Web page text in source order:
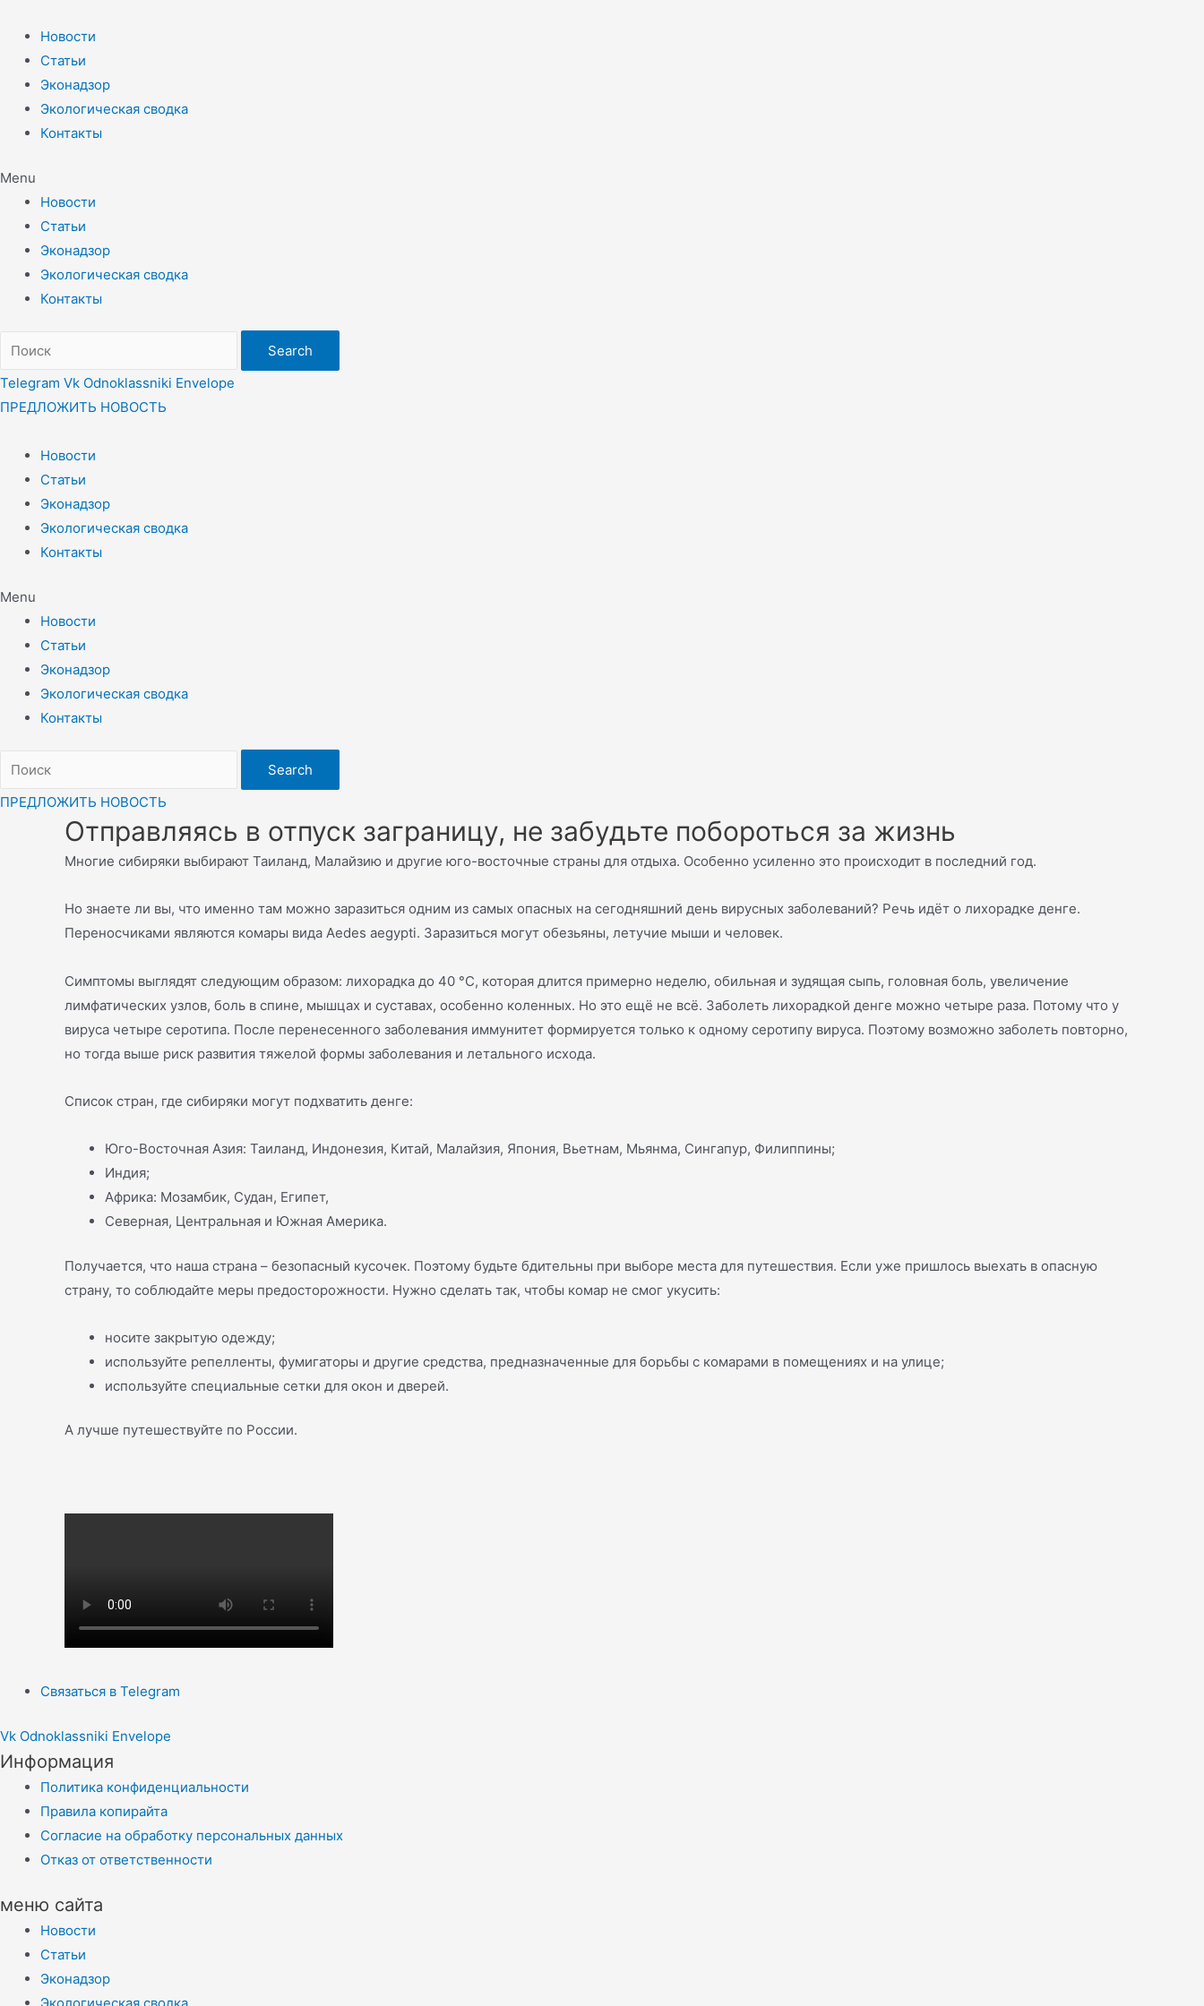
содержимому
Новости
Статьи
Эконадзор
Экологическая сводка
Контакты
Menu
Новости
Статьи
Эконадзор
Экологическая сводка
Контакты
Search
Telegram Vk Odnoklassniki Envelope
ПРЕДЛОЖИТЬ НОВОСТЬ
Новости
Статьи
Эконадзор
Экологическая сводка
Контакты
Menu
Новости
Статьи
Эконадзор
Экологическая сводка
Контакты
Search
ПРЕДЛОЖИТЬ НОВОСТЬ
Отправляясь в отпуск заграницу, не забудьте побороться за жизнь
Многие сибиряки выбирают Таиланд, Малайзию и другие юго-восточные страны для отдыха. Особенно усиленно это происходит в последний год.
Но знаете ли вы, что именно там можно заразиться одним из самых опасных на сегодняшний день вирусных заболеваний? Речь идёт о лихорадке денге.
Переносчиками являются комары вида Aedes aegypti. Заразиться могут обезьяны, летучие мыши и человек.
Симптомы выглядят следующим образом: лихорадка до 40 °C, которая длится примерно неделю, обильная и зудящая сыпь, головная боль, увеличение
лимфатических узлов, боль в спине, мышцах и суставах, особенно коленных. Но это ещё не всё. Заболеть лихорадкой денге можно четыре раза. Потому что у
вируса четыре серотипа. После перенесенного заболевания иммунитет формируется только к одному серотипу вируса. Поэтому возможно заболеть повторно,
но тогда выше риск развития тяжелой формы заболевания и летального исхода.
Список стран, где сибиряки могут подхватить денге:
Юго-Восточная Азия: Таиланд, Индонезия, Китай, Малайзия, Япония, Вьетнам, Мьянма, Сингапур, Филиппины;
Индия;
Африка: Мозамбик, Судан, Египет,
Северная, Центральная и Южная Америка.
Получается, что наша страна – безопасный кусочек. Поэтому будьте бдительны при выборе места для путешествия. Если уже пришлось выехать в опасную
страну, то соблюдайте меры предосторожности. Нужно сделать так, чтобы комар не смог укусить:
носите закрытую одежду;
используйте репелленты, фумигаторы и другие средства, предназначенные для борьбы с комарами в помещениях и на улице;
используйте специальные сетки для окон и дверей.
А лучше путешествуйте по России.
Связаться в Telegram
Vk Odnoklassniki Envelope
Информация
Политика конфиденциальности
Правила копирайта
Согласие на обработку персональных данных
Отказ от ответственности
меню сайта
Новости
Статьи
Эконадзор